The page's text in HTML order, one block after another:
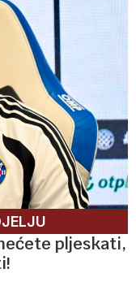
pljeskati,